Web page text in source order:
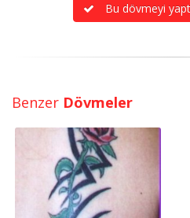
Bu dövmeyi
Benzer Dövmeler